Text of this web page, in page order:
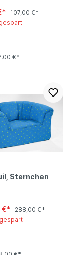
107,00 €*
€*
Sternchen
€*
288,00 €*